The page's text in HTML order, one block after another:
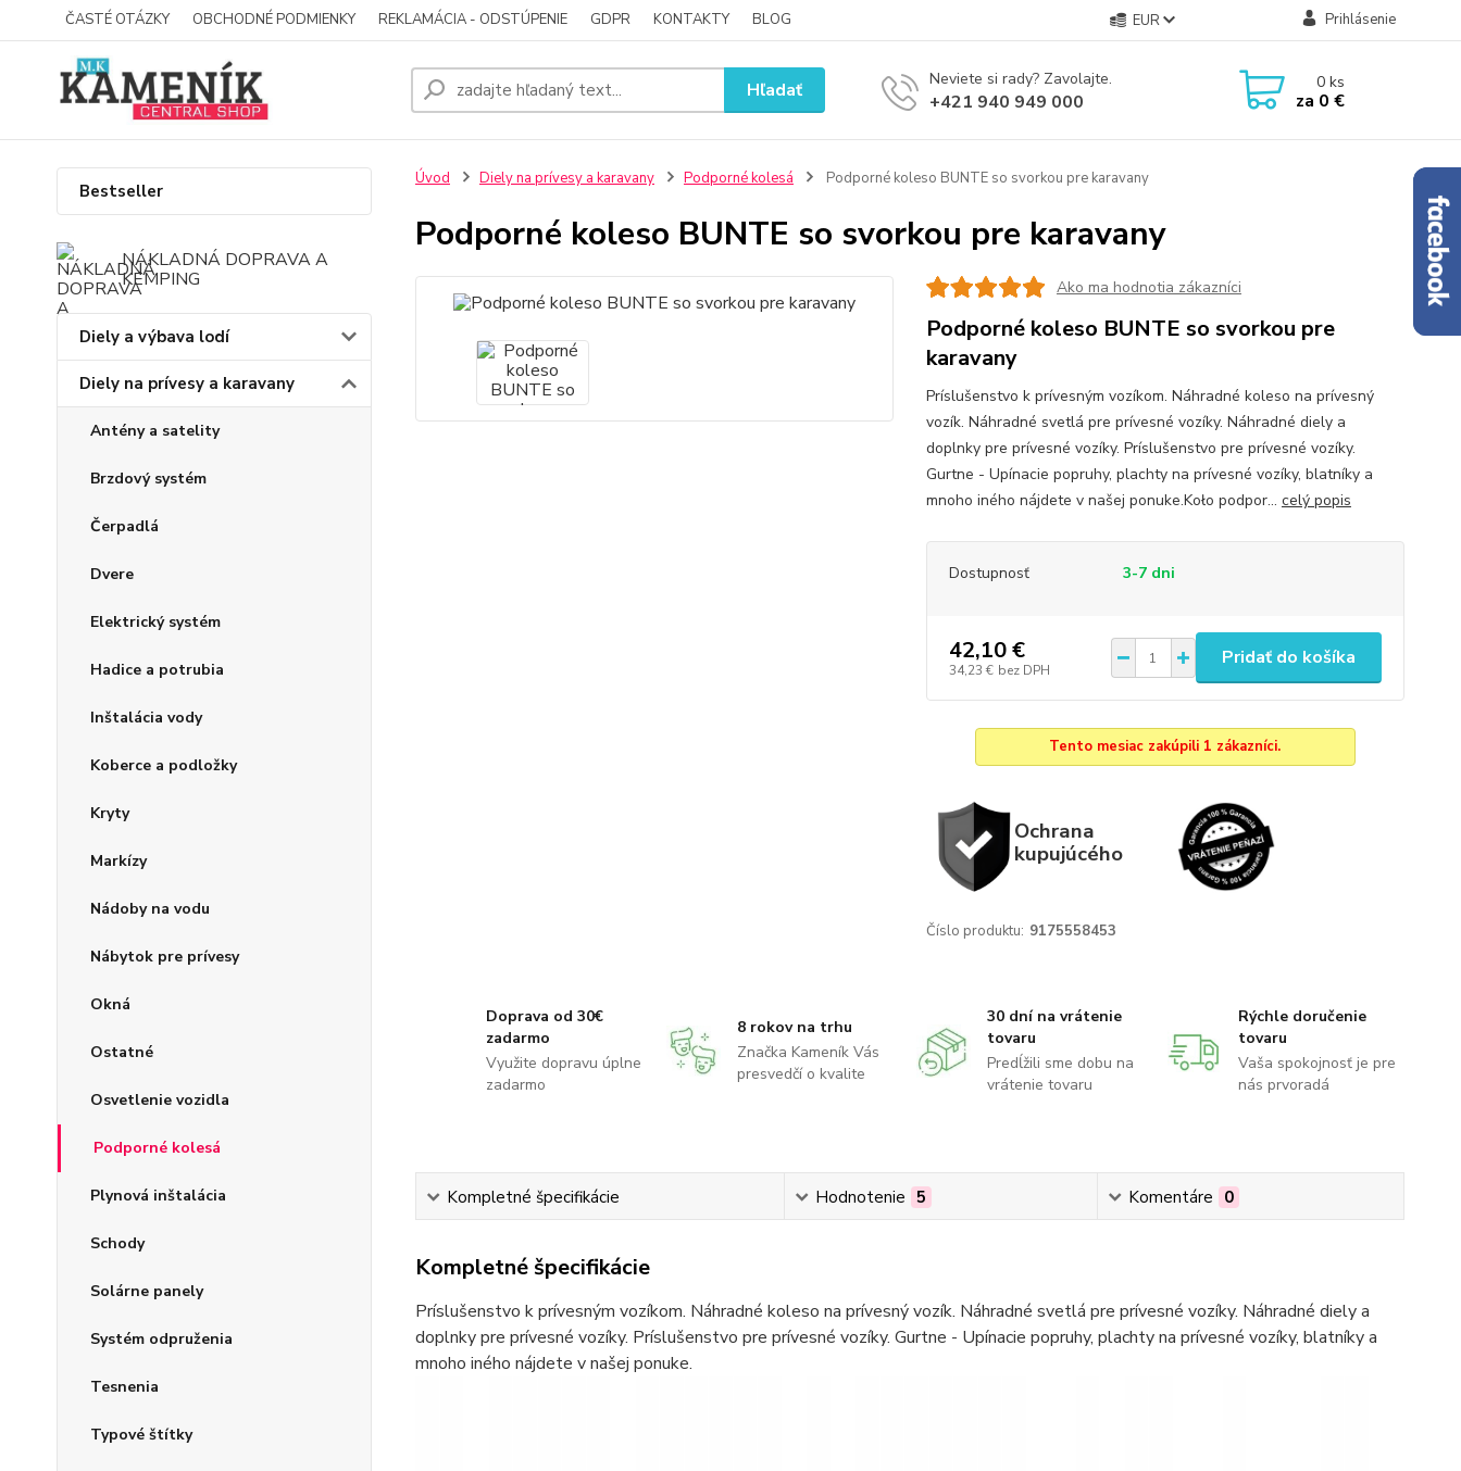
ČASTÉ OTÁZKY OBCHODNÉ PODMIENKY REKLAMÁCIA - ODSTÚPENIE GDPR KONTAKTY BLOG EUR Prihlásenie
Hľadať Neviete si rady? Zavolajte.
+421 940 949 000
0ks
za 0 €
Bestseller
NÁKLADNÁ DOPRAVA A
KEMPING
Diely a výbava lodí
Diely na prívesy a karavany
Antény a satelity
Brzdový systém
Čerpadlá
Dvere
Elektrický systém
Hadice a potrubia
Inštalácia vody
Koberce a podložky
Kryty
Markízy
Nádoby na vodu
Nábytok pre prívesy
Okná
Ostatné
Osvetlenie vozidla
Podporné kolesá
Plynová inštalácia
Schody
Solárne panely
Systém odpruženia
Tesnenia
Typové štítky
Úvod Diely na prívesy a karavany Podporné kolesá Podporné koleso BUNTE so svorkou pre karavany
Podporné koleso BUNTE so svorkou pre karavany
Ako ma hodnotia zákazníci
Podporné koleso BUNTE so svorkou pre
karavany
Príslušenstvo k prívesným vozíkom. Náhradné koleso na prívesný
vozík. Náhradné svetlá pre prívesné vozíky. Náhradné diely a
doplnky pre prívesné vozíky. Príslušenstvo pre prívesné vozíky.
Gurtne - Upínacie popruhy, plachty na prívesné vozíky, blatníky a
mnoho iného nájdete v našej ponuke.Koło podpor... celý popis
Dostupnosť 3-7 dni
42,10 €
34,23 € bez DPH
Pridať do košíka
Tento mesiac zakúpili 1 zákazníci.
Ochrana
kupujúcého
Číslo produktu: 9175558453
Doprava od 30€
zadarmo
Využite dopravu úplne
zadarmo
8 rokov na trhu
Značka Kameník Vás
presvedčí o kvalite
30 dní na vrátenie
tovaru
Predĺžili sme dobu na
vrátenie tovaru
Rýchle doručenie
tovaru
Vaša spokojnosť je pre
nás prvoradá
Kompletné špecifikácie Hodnotenie 5 Komentáre 0
Kompletné špecifikácie
Príslušenstvo k prívesným vozíkom. Náhradné koleso na prívesný vozík. Náhradné svetlá pre prívesné vozíky. Náhradné diely a
doplnky pre prívesné vozíky. Príslušenstvo pre prívesné vozíky. Gurtne - Upínacie popruhy, plachty na prívesné vozíky, blatníky a
mnoho iného nájdete v našej ponuke.